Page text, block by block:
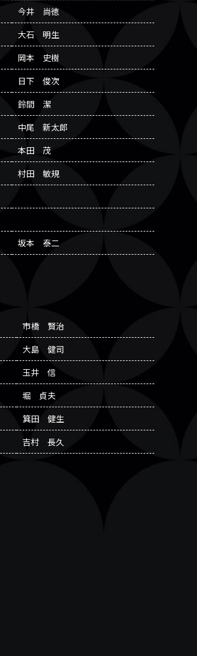
今井 尚徳
大石 明生
岡本 史樹
日下 俊次
鈴間 潔
中尾 新太郎
本田 茂
村田 敏規
坂本 泰二
市橋 賢治
大島 健司
玉井 信
堀 貞夫
箕田 健生
吉村 長久